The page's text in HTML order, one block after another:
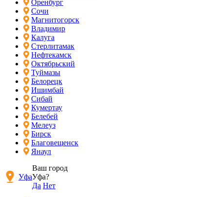
Оренбург
Сочи
Магнитогорск
Владимир
Калуга
Стерлитамак
Нефтекамск
Октябрьский
Туймазы
Белорецк
Ишимбай
Сибай
Кумертау
Белебей
Мелеуз
Бирск
Благовещенск
Янаул
Уфа
Ваш город
Уфа?
Да Нет